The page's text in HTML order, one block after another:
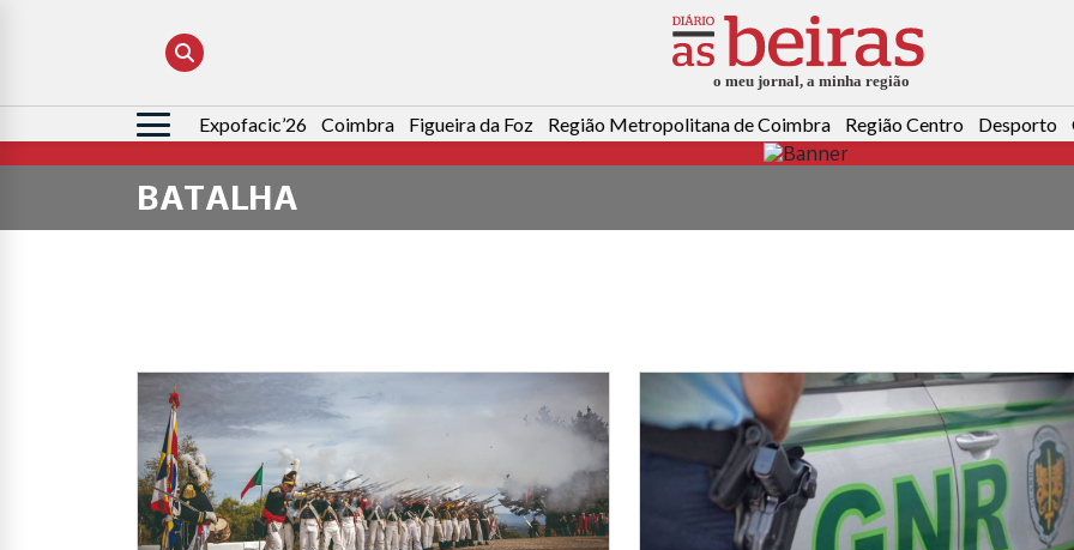
Pesquisar
por:
Expofacic’26 Coimbra Figueira da Foz Região Metropolitana de Coimbra Região Centro Desporto
BATALHA